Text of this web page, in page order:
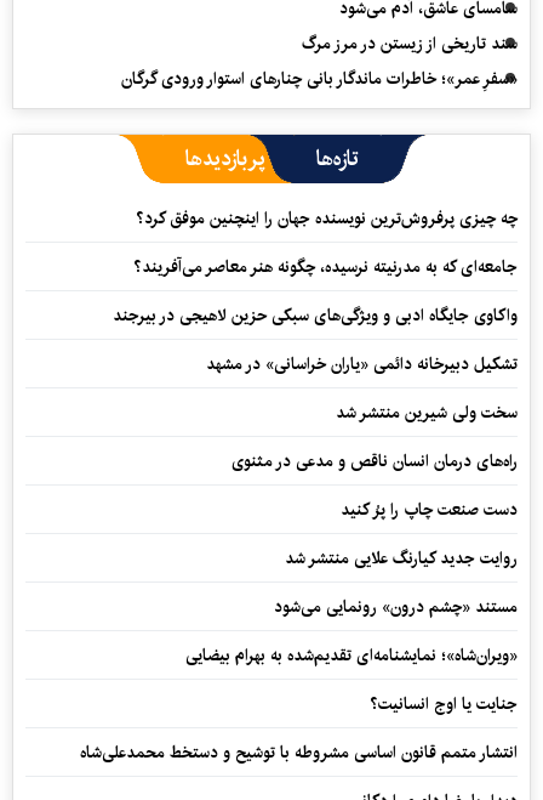
سامسای عاشق، آدم می‌شود
سند تاریخی از زیستن در مرز مرگ
«سفرِ عمر»؛ خاطرات ماندگار بانی چنارهای استوار ورودی گرگان
تازه‌ها پربازدیدها
چه چیزی پرفروش‌ترین نویسنده جهان را اینچنین موفق کرد؟
جامعه‌ای که به مدرنیته نرسیده، چگونه هنر معاصر می‌آفریند؟
واکاوی جایگاه ادبی و ویژگی‌های سبکی حزین لاهیجی در بیرجند
تشکیل دبیرخانه دائمی «یاران خراسانی» در مشهد
سخت ولی شیرین منتشر شد
راه‌های درمان انسان ناقص و مدعی در مثنوی
دست صنعت چاپ را پرُ کنید
روایت جدید کیارنگ علایی منتشر شد
مستند «چشم درون» رونمایی می‌شود
«ویران‌شاه»؛ نمایشنامه‌ای تقدیم‌شده به بهرام بیضایی
جنایت یا اوج انسانیت؟
انتشار متمم قانون اساسی مشروطه با توشیح و دستخط محمدعلی‌شاه